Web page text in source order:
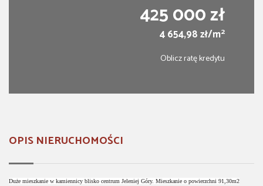
425 000 zł
4 654,98 zł/m2
Oblicz ratę kredytu
OPIS NIERUCHOMOŚCI
Duże mieszkanie w kamiennicy blisko centrum Jeleniej Góry. Mieszkanie o powierzchni 91,30m2